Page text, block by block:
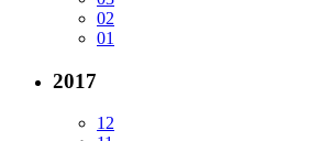
02
01
2017
12